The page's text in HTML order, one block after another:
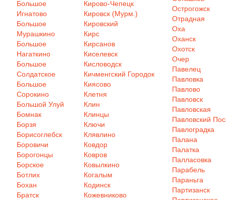
Большое
Игнатово
Большое
Мурашкино
Большое
Нагаткино
Большое
Солдатское
Большое
Сорокино
Большой Улуй
Бомнак
Борзя
Борисоглебск
Боровичи
Борогонцы
Борское
Ботлих
Бохан
Братск
Кирово-Чепецк
Кировск (Мурм.)
Кировский
Кирс
Кирсанов
Киселевск
Кисловодск
Кичменгский Городок
Киясово
Клетня
Клин
Клинцы
Ключи
Клявлино
Ковдор
Ковров
Ковылкино
Когалым
Кодинск
Кожевниково
Острогожск
Отрадная
Оха
Оханск
Охотск
Очер
Павелец
Павловка
Павлово
Павловск
Павловская
Павловский
Павлоградка
Палана
Палатка
Палласовка
Парабель
Параньга
Партизанск